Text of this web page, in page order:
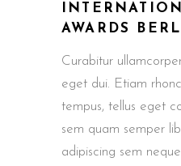
AWARDS
Curabitur
eget dui. Etiam
tempus, tellus eget
sem quam semper
adipiscing sem